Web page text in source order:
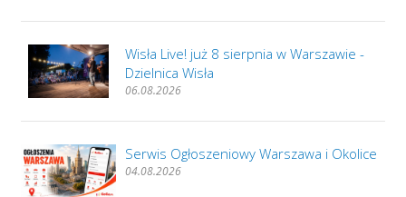
Wisła Live! już 8 sierpnia w Warszawie -
Dzielnica Wisła
06.08.2026
Serwis Ogłoszeniowy Warszawa i Okolice
04.08.2026